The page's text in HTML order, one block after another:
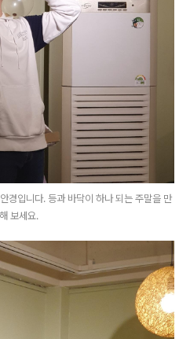
경입니다. 등과 바닥이 하나 되는 주말을 만
보세요.